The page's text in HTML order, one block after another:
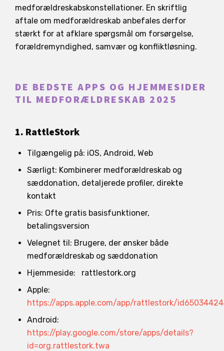
medforældreskabskonstellationer. En skriftlig
aftale om medforældreskab anbefales derfor
stærkt for at afklare spørgsmål om forsørgelse,
forældremyndighed, samvær og konfliktløsning.
DE BEDSTE APPS OG HJEMMESIDER
TIL MEDFORÆLDRESKAB 2025
1. RattleStork
Tilgængelig på: iOS, Android, Web
Særligt: Kombinerer medforældreskab og
sæddonation, detaljerede profiler, direkte
kontakt
Pris: Ofte gratis basisfunktioner,
betalingsversion
Velegnet til: Brugere, der ønsker både
medforældreskab og sæddonation
Hjemmeside: rattlestork.org
Apple:
https://apps.apple.com/app/rattlestork/
Android:
https://play.google.com/store/apps/details?
id=org.rattlestork.twa